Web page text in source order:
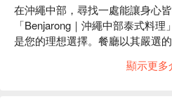
在沖繩中部，尋找一處能讓身心
「Benjarong｜沖繩中部泰式料
是您的理想選擇。餐廳以其嚴選
【招牌料理】 經典泰式佳餚｜完
顯示更多